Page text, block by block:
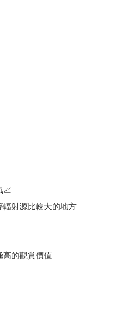
📈
射源比較大的地方
的觀賞價值